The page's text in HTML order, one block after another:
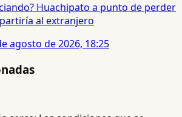
Huachipato a punto de perder
al extranjero
agosto de 2026, 18:25